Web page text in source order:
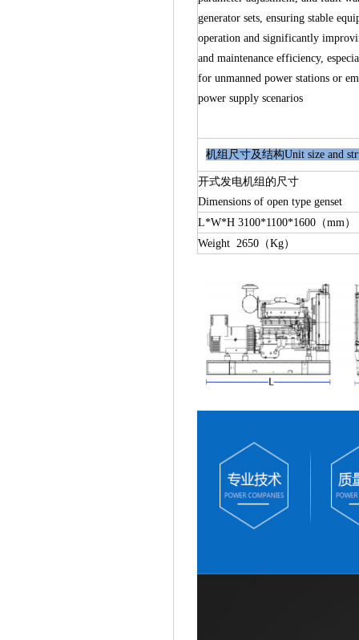
generator sets, ensuring stable
operation and significantly
and maintenance efficiency,
for unmanned power stations or
power supply scenarios
机组尺寸及结构Unit size and
开式发电机组的尺寸
Dimensions of open type genset
L*W*H 3100*1100*1600（mm）
Weight 2650（Kg）